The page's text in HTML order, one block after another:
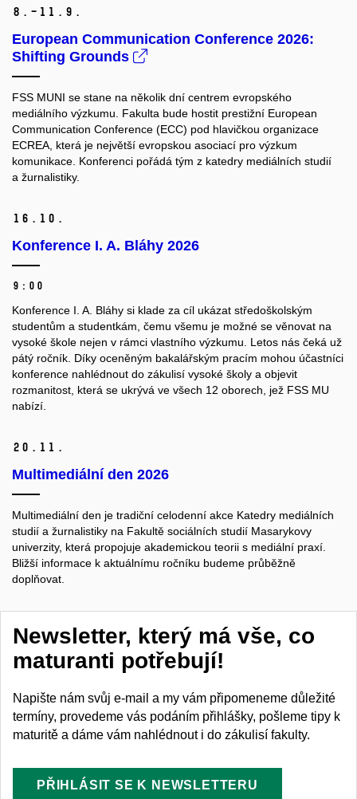
8.–11. 9.
European Communication Conference 2026:
Shifting Grounds
FSS MUNI se stane na několik dní centrem evropského
mediálního výzkumu. Fakulta bude hostit prestižní European
Communication Conference (ECC) pod hlavičkou organizace
ECREA, která je největší evropskou asociací pro výzkum
komunikace. Konferenci pořádá tým z katedry mediálních studií
a žurnalistiky.
16. 10.
Konference I. A. Bláhy 2026
9:00
Konference I. A. Bláhy si klade za cíl ukázat středoškolským
studentům a studentkám, čemu všemu je možné se věnovat na
vysoké škole nejen v rámci vlastního výzkumu. Letos nás čeká už
pátý ročník. Díky oceněným bakalářským pracím mohou účastníci
konference nahlédnout do zákulisí vysoké školy a objevit
rozmanitost, která se ukrývá ve všech 12 oborech, jež FSS MU
nabízí.
20. 11.
Multimediální den 2026
Multimediální den je tradiční celodenní akce Katedry mediálních
studií a žurnalistiky na Fakultě sociálních studií Masarykovy
univerzity, která propojuje akademickou teorii s mediální praxí
Bližší informace k aktuálnímu ročníku budeme průběžně
doplňovat.
Newsletter, který má vše, co
maturanti potřebují!
Napište nám svůj e-mail a my vám připomeneme důležité
termíny, provedeme vás podáním přihlášky, pošleme tipy k
maturitě a dáme vám nahlédnout i do zákulisí fakulty.
PŘIHLÁSIT SE K NEWSLETTERU